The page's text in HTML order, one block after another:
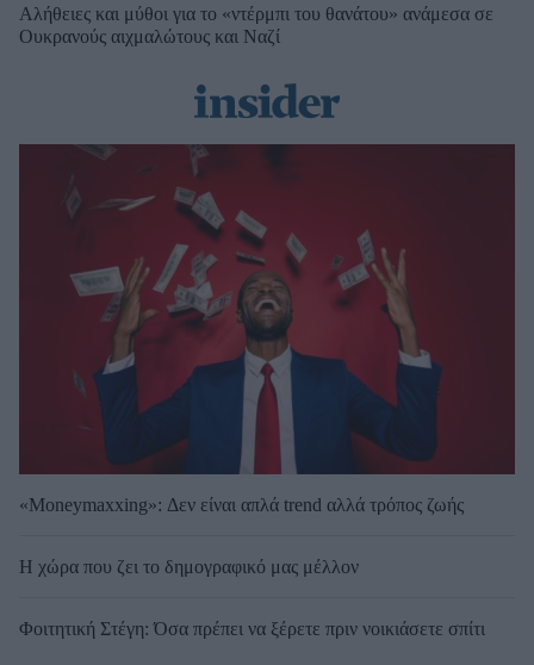
Αλήθειες και μύθοι για το «ντέρμπι του θανάτου» ανάμεσα σε
Ουκρανούς αιχμαλώτους και Ναζί
«Moneymaxxing»: Δεν είναι απλά trend αλλά τρόπος ζωής
Η χώρα που ζει το δημογραφικό μας μέλλον
Φοιτητική Στέγη: Όσα πρέπει να ξέρετε πριν νοικιάσετε σπίτι